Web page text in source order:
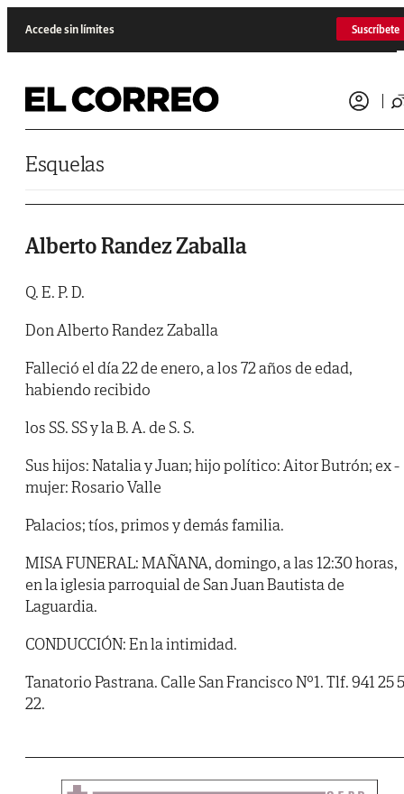
Accede sin límites Suscríbete
Esquelas
Alberto Randez Zaballa
Q. E. P. D.
Don Alberto Randez Zaballa
Falleció el día 22 de enero, a los 72 años de edad,
habiendo recibido
los SS. SS y la B. A. de S. S.
Sus hijos: Natalia y Juan; hijo político: Aitor Butrón; ex -
mujer: Rosario Valle
Palacios; tíos, primos y demás familia.
MISA FUNERAL: MAÑANA, domingo, a las 12:30 horas,
en la iglesia parroquial de San Juan Bautista de
Laguardia.
CONDUCCIÓN: En la intimidad.
Tanatorio Pastrana. Calle San Francisco Nº1. Tlf. 941 25
22.